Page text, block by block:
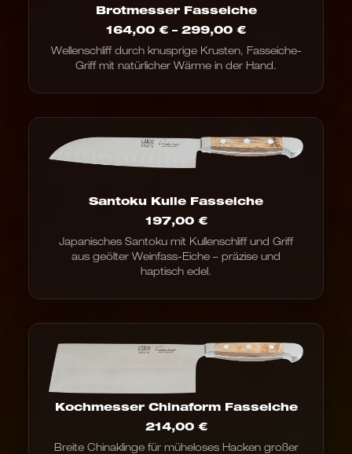
Brotmesser Fasseiche
164,00 € – 299,00 €Preisspanne:
bis
299,00 €
Wellenschliff durch knusprige Krusten, Fasseiche-
Griff mit natürlicher Wärme in der Hand.
Santoku Kulle Fasseiche
197,00 €
Japanisches Santoku mit Kullenschliff und Griff
aus geölter Weinfass-Eiche – präzise und
haptisch edel.
Kochmesser Chinaform Fasseiche
214,00 €
Breite Chinaklinge für müheloses Hacken großer